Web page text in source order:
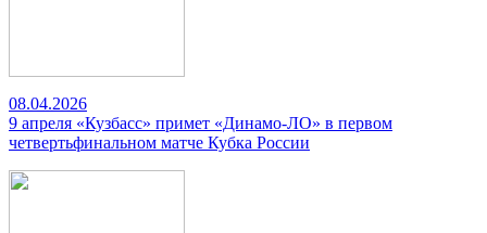
08.04.2026
9 апреля «Кузбасс» примет «Динамо-ЛО» в первом
четвертьфинальном матче Кубка России